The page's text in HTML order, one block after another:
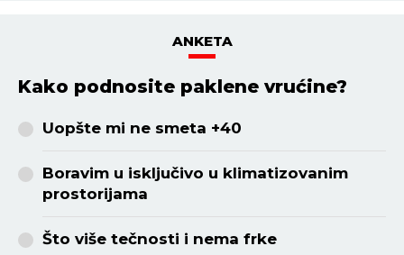
ANKETA
Kako podnosite paklene vrućine?
Uopšte mi ne smeta +40
Boravim u isključivo u klimatizovanim
prostorijama
Što više tečnosti i nema frke